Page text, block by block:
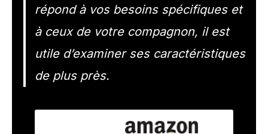
répond à vos besoins spécifiques et
à ceux de votre compagnon, il est
utile d’examiner ses caractéristiques
de plus près.